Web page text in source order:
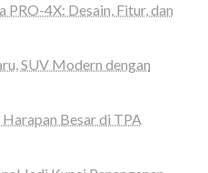
PRO-4X: Desain, Fitur, dan
SUV Modern dengan
Besar di TPA